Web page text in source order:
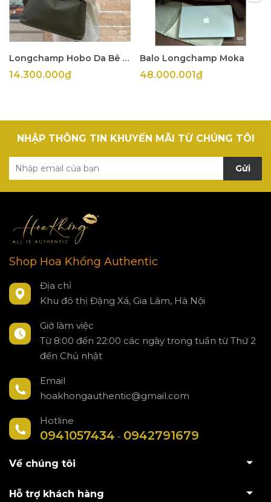
Longchamp Hobo Da Bê Olive
14.300.000₫
Balo Longchamp Moka
48.000.001₫
NHẬP THÔNG TIN KHUYẾN MÃI TỪ CHÚNG TÔI
Gửi
Shop Hoa Khổng Authentic
Địa chỉ
Khu đô thị Đặng Xá, Gia Lâm, Hà Nội
Giờ làm việc
Từ 8:00 đến 22:00 các ngày trong tuần từ Thứ 2
đến Chủ nhật
Email
hoakhongauthentic@gmail.com
Hotline
0941057434 - 0942791679
Về chúng tôi
Hỗ trợ khách hàng